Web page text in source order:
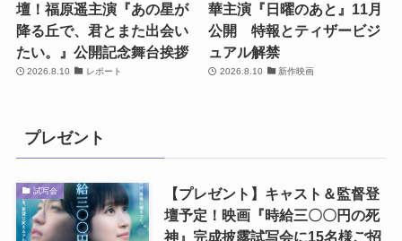
壇！福原遥主演『あの星が
降る丘で、君とまた出会い
たい。』公開記念舞台挨拶
2026.8.10 レポート
華主演『日曜のあと』11月
公開 特報とティザービジ
ュアル解禁
2026.8.10 新作映画
プレゼント
試写会
【プレゼント】キャスト＆監督登
壇予定！映画『時給三〇〇円の死
神』完成披露試写会に15名様ご招